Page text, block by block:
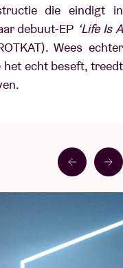
die eindigt in
debuut-EP ‘Life Is A
Wees echter
het echt beseft, treedt